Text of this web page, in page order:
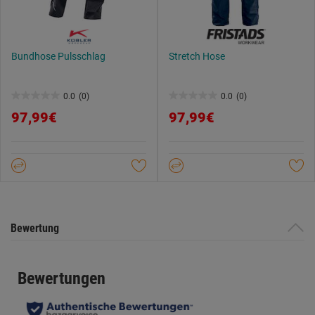
Bundhose Pulsschlag
0.0 (0)
von
97,99€
Stretch Hose
0.0 (0)
von
97,99€
Bewertung